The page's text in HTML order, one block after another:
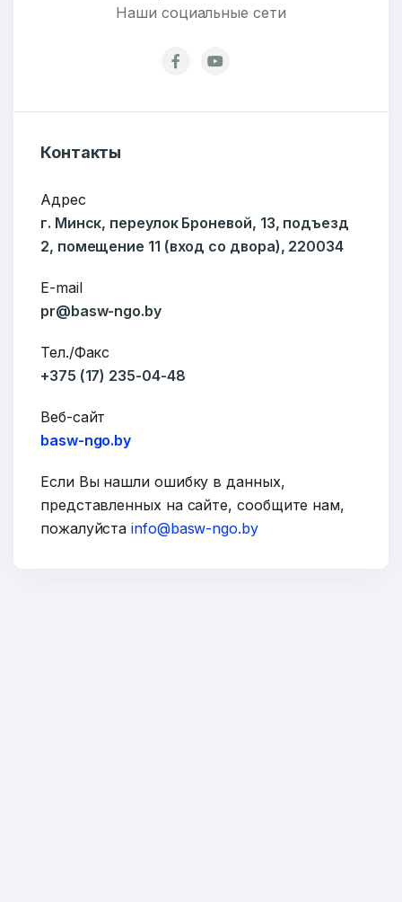
pr@basw-ngo.by
Тема
Сообщение
Наши социальные сети
Контакты
Адрес
г. Минск, переулок Броневой, 13, подъезд
2, помещение 11 (вход со двора), 220034
E-mail
pr@basw-ngo.by
Тел./Факс
+375 (17) 235-04-48
Веб-сайт
basw-ngo.by
Если Вы нашли ошибку в данных,
представленных на сайте, сообщите нам,
пожалуйстаinfo@basw-ngo.by